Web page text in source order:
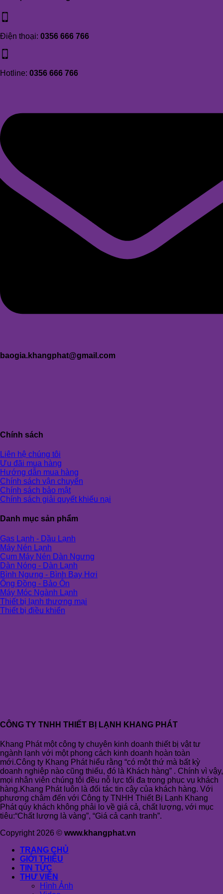
Điện thoại: 0356 666 766
Hotline: 0356 666 766
baogia.khangphat@gmail.com
Chính sách
Liên hệ chúng tôi
Ưu đãi mua hàng
Hướng dẫn mua hàng
Chính sách vận chuyển
Chính sách bảo mật
Chính sách giải quyết khiếu nại
Danh mục sản phẩm
Gas Lạnh - Dầu Lạnh
Máy Nén Lạnh
Cụm Máy Nén Dàn Ngưng
Dàn Nóng - Dàn Lạnh
Bình Ngưng - Bình Bay Hơi
Ống Đồng - Bảo Ôn
Máy Móc Ngành Lạnh
Thiết bị lạnh thương mại
Thiết bị điều khiển
CÔNG TY TNHH THIẾT BỊ LẠNH KHANG PHÁT
Khang Phát một công ty chuyên kinh doanh thiết bị vật tư
ngành lạnh với một phong cách kinh doanh hoàn toàn
mới.Công ty Khang Phát hiểu rằng “có một thứ mà bất kỳ
doanh nghiệp nào cũng thiếu, đó là Khách hàng” . Chính vì vậy,
mọi nhân viên chúng tôi đều nỗ lực tối đa trong phục vụ khách
hàng.Khang Phát luôn là đối tác tin cậy của khách hàng. Với
phương châm đến với Công ty TNHH Thiết Bị Lạnh Khang
Phát qúy khách không phải lo về giá cả, chất lượng, với mục
tiêu:“Chất lượng là vàng”, “Giá cả cạnh tranh”.
Copyright 2026 © www.khangphat.vn
TRANG CHỦ
GIỚI THIỆU
TIN TỨC
THƯ VIỆN
Hình Ảnh